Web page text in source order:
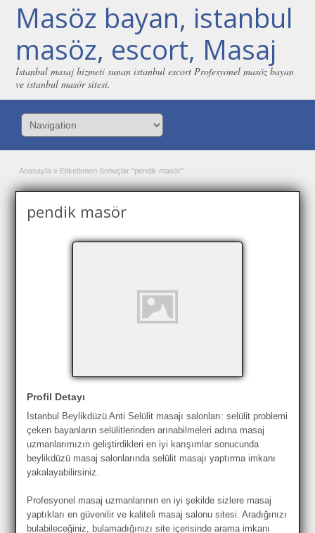
Masöz bayan, istanbul
masöz, escort, Masaj
İstanbul masaj hizmeti sunan istanbul escort Profesyonel masöz bayan
ve istanbul masör sitesi.
Anasayfa » Etiketlenen Sonuçlar "pendik masör"
pendik masör
Profil Detayı
İstanbul Beylikdüzü Anti Selülit masajı salonları: selülit problemi
çeken bayanların selülitlerinden arınabilmeleri adına masaj
uzmanlarımızın geliştirdikleri en iyi karışımlar sonucunda
beylikdüzü masaj salonlarında selülit masajı yaptırma imkanı
yakalayabilirsiniz.
Profesyonel masaj uzmanlarının en iyi şekilde sizlere masaj
yaptıkları en güvenilir ve kaliteli masaj salonu sitesi. Aradığınızı
bulabileceğiniz, bulamadığınızı site içerisinde arama imkanı